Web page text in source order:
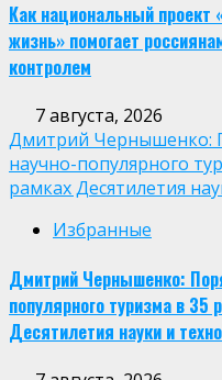
Как национальный проект
жизнь» помогает
контролем
7 августа, 2026
Дмитрий Чернышенко:
научно-популярного
рамках Десятилетия
Избранные
Дмитрий Чернышенко:
популярного туризма в 35
Десятилетия науки и